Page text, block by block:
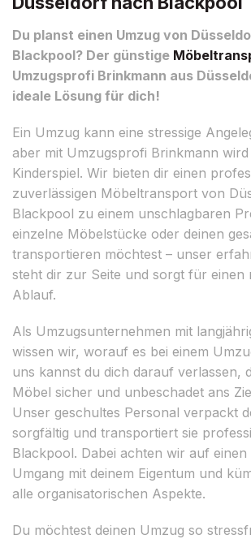
Du planst einen Umzug von
Blackpool? Der günstige
Umzugsprofi Brinkmann aus
ideale Lösung für dich!
Ein Umzug kann eine stressige
aber mit Umzugsprofi Brinkmann
Kinderspiel. Wir bieten dir einen
zuverlässigen Möbeltransport von
Blackpool zu einem unschlagbaren
einzelne Möbelstücke oder deinen
transportieren möchtest – unser
steht dir zur Seite und sorgt für einen
Ablauf.
Als Umzugsunternehmen mit
wissen wir, worauf es bei einem
uns kannst du dich darauf verlassen,
Möbel sicher und unbeschadet ans
Unser geschultes Personal verpackt
sorgfältig und transportiert sie
Blackpool. Dabei achten wir auf
Umgang mit deinem Eigentum und
alle organisatorischen Aspekte.
Du möchtest deinen Umzug so